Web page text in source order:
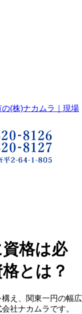
格は必
とは？
え、関東一円の幅広
社ナカムラです。